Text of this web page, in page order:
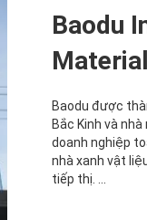
Baodu
Baodu được
Bắc Kinh và
doanh nghiệp
nhà xanh vật
tiếp thị. ...